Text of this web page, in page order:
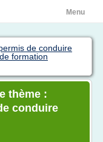
Menu
de conduire
formation
thème :
conduire